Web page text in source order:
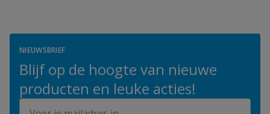
NIEUWSBRIEF
Blijf op de hoogte van nieuwe
producten en leuke acties!